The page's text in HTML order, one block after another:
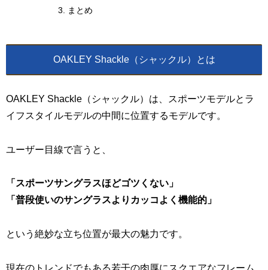
まとめ
OAKLEY Shackle（シャックル）とは
OAKLEY Shackle（シャックル）は、スポーツモデルとラ
イフスタイルモデルの中間に位置するモデルです。
ユーザー目線で言うと、
「スポーツサングラスほどゴツくない」
「普段使いのサングラスよりカッコよく機能的」
という絶妙な立ち位置が最大の魅力です。
現在のトレンドでもある若干の肉厚にスクエアなフレーム